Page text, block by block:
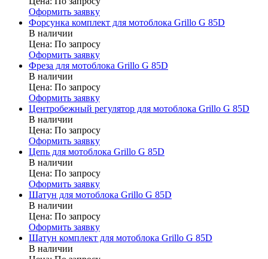
Оформить заявку
Форсунка комплект для мотоблока Grillo G 85D
В наличии
Цена: По запросу
Оформить заявку
Фреза для мотоблока Grillo G 85D
В наличии
Цена: По запросу
Оформить заявку
Центробежный регулятор для мотоблока Grillo G 85D
В наличии
Цена: По запросу
Оформить заявку
Цепь для мотоблока Grillo G 85D
В наличии
Цена: По запросу
Оформить заявку
Шатун для мотоблока Grillo G 85D
В наличии
Цена: По запросу
Оформить заявку
Шатун комплект для мотоблока Grillo G 85D
В наличии